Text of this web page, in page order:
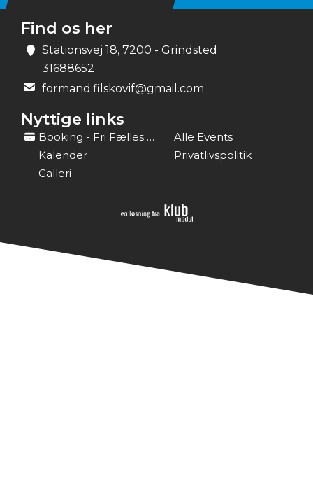
Find os her
Stationsvej 18, 7200 - Grindsted
31688652
formand.filskovif@gmail.com
Nyttige links
Booking - Fri Fælles Idræt
Alle Events
Kalender
Privatlivspolitik
Galleri